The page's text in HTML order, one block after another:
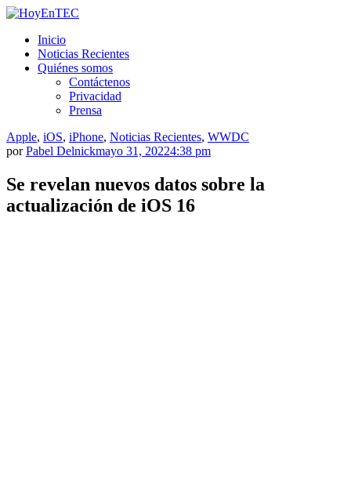
Saltar
contenido.
Inicio
Noticias Recientes
Quiénes somos
Contáctenos
Privacidad
Prensa
Apple, iOS, iPhone, Noticias Recientes, WWDC
porPabel Delnickmayo 31, 20224:38 pm
Se revelan nuevos datos sobre la
actualización de iOS 16